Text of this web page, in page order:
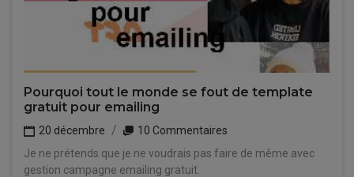
Pourquoi tout le monde se fout de template
gratuit pour emailing
20 décembre
10 Commentaires
Je ne prétends que je ne voudrais pas faire de même avec
gestion campagne emailing gratuit.